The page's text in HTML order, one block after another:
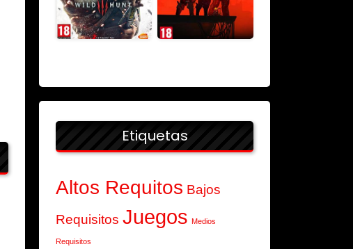
Etiquetas
Altos Requitos Bajos
Requisitos Juegos Medios
Requisitos